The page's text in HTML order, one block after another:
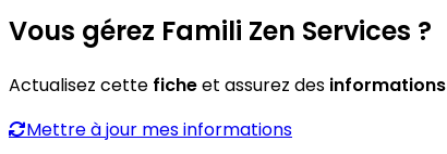
Vous gérez Famili Zen Services ?
Actualisez cette ficheet assurez des informations
Mettre à jour mes informations